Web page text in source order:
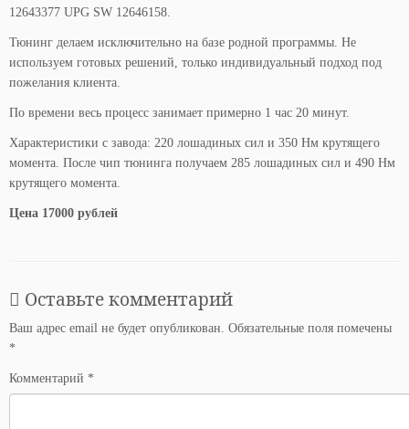
12643377 UPG SW 12646158.
Тюнинг делаем исключительно на базе родной программы. Не
используем готовых решений, только индивидуальный подход под
пожелания клиента.
По времени весь процесс занимает примерно 1 час 20 минут.
Характеристики с завода: 220 лошадиных сил и 350 Нм крутящего
момента. После чип тюнинга получаем 285 лошадиных сил и 490 Нм
крутящего момента.
Цена 17000 рублей
Оставьте комментарий
Ваш адрес email не будет опубликован. Обязательные поля помечены
*
Комментарий *